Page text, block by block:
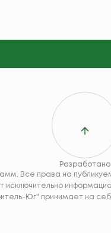
Разработано